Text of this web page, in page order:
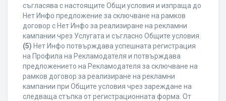
съгласява с настоящите Общи условия и изпраща до
Нет Инфо предложение за сключване на рамков
договор с Нет Инфо за реализиране на рекламни
кампании чрез Услугата и съгласно Общите условия.
(5) Нет Инфо потвърждава успешната регистрация
на Профила на Рекламодателя и потвърждава
предложението на Рекламодателя за сключване на
рамков договор за реализиране на рекламни
кампании при Общите условия чрез зареждане на
следваща стъпка от регистрационната форма. От